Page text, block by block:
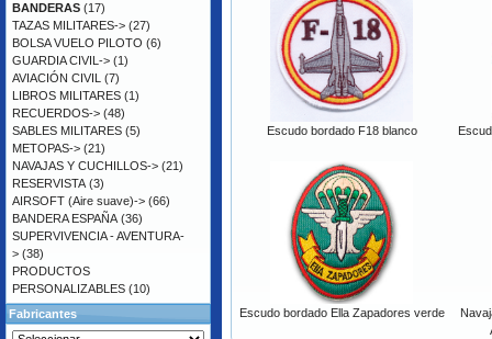
Escudo bordado F18 blanco
Escudo bordado Ella Zapadores verde
BANDERAS (17)
TAZAS MILITARES-> (27)
BOLSA VUELO PILOTO (6)
GUARDIA CIVIL-> (1)
AVIACIÓN CIVIL (7)
LIBROS MILITARES (1)
RECUERDOS-> (48)
SABLES MILITARES (5)
METOPAS-> (21)
NAVAJAS Y CUCHILLOS-> (21)
RESERVISTA (3)
AIRSOFT (Aire suave)-> (66)
BANDERA ESPAÑA (36)
SUPERVIVENCIA - AVENTURA-
> (38)
PRODUCTOS
PERSONALIZABLES (10)
Fabricantes